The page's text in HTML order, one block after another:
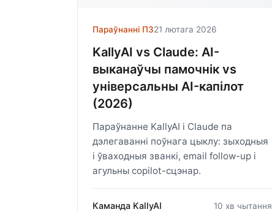
Параўнанні ПЗ21 лютага 2026
KallyAI vs Claude: AI-
выканаўчы памочнік vs
універсальны AI-капілот
(2026)
Параўнанне KallyAI і Claude па
дэлегаванні поўнага цыклу: зыходныя
і ўваходныя званкі, email follow-up і
агульны copilot-сцэнар.
Каманда KallyAI 10 хв чытання